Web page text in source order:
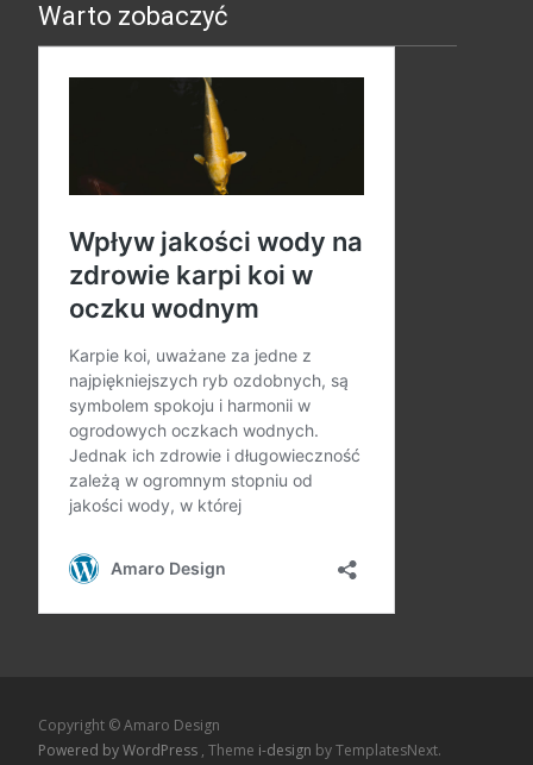
Warto zobaczyć
Copyright © Amaro Design
Powered by WordPress , Theme i-design by TemplatesNext.